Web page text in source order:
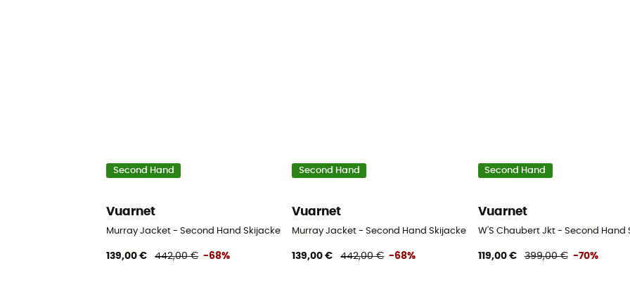
Second Hand
Vuarnet
Murray Jacket - Second Hand Skijacke - Damen - Weiß - S
139,00 € 442,00 € -68%
Second Hand
Vuarnet
Murray Jacket - Second Hand Skijacke - Damen - Weiß - S
139,00 € 442,00 € -68%
Second Hand
Vuarnet
W'S Chaubert Jkt - Second
119,00 € 399,00 € -70%